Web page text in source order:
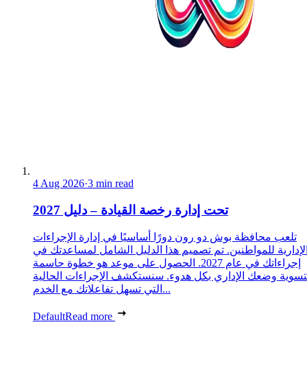
4 Aug 2026·3 min read
تحت إدارة رخصة القيادة – دليل 2027
تلعب محافظة بوش دو رون دورًا أساسيًا في إدارة الإجراءات
للمواطنين. تم تصميم هذا الدليل الشامل لمساعدتك في
إجراءاتك في عام 2027. الحصول على موعد هو خطوة حاسمة
وضعك الإداري بكل هدوء. سنستكشف الإجراءات الحالية
التي تسهل تفاعلاتك مع الخدم...
DefaultRead more